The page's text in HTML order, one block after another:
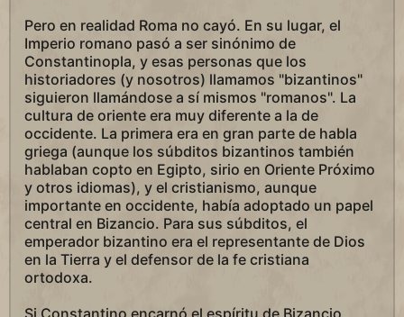
Pero en realidad Roma no cayó. En su lugar, el
Imperio romano pasó a ser sinónimo de
Constantinopla, y esas personas que los
historiadores (y nosotros) llamamos "bizantinos"
siguieron llamándose a sí mismos "romanos". La
cultura de oriente era muy diferente a la de
occidente. La primera era en gran parte de habla
griega (aunque los súbditos bizantinos también
hablaban copto en Egipto, sirio en Oriente Próximo
y otros idiomas), y el cristianismo, aunque
importante en occidente, había adoptado un papel
central en Bizancio. Para sus súbditos, el
emperador bizantino era el representante de Dios
en la Tierra y el defensor de la fe cristiana
ortodoxa.